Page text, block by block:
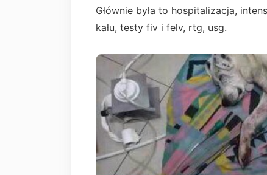
Głównie była to hospitalizacja,
kału, testy fiv i felv, rtg, usg.